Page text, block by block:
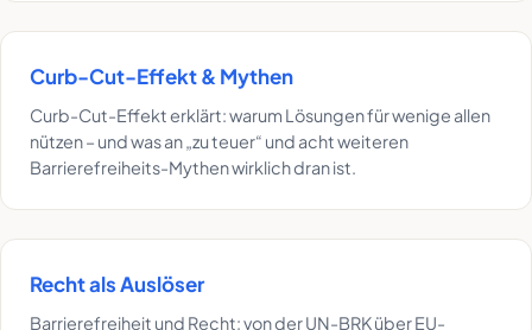
Curb-Cut-Effekt & Mythen
Curb-Cut-Effekt erklärt: warum Lösungen für wenige allen
nützen – und was an „zu teuer“ und acht weiteren
Barrierefreiheits-Mythen wirklich dran ist.
Recht als Auslöser
Barrierefreiheit und Recht: von der UN-BRK über EU-